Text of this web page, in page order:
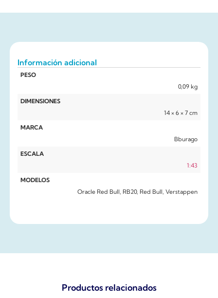
Información adicional
PESO
0,09 kg
DIMENSIONES
14 × 6 × 7 cm
MARCA
Bburago
ESCALA
1:43
MODELOS
Oracle Red Bull, RB20, Red Bull, Verstappen
Productos relacionados